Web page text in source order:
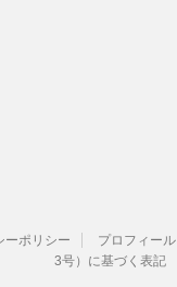
ーポリシー プロフィール
3号）に基づく表記